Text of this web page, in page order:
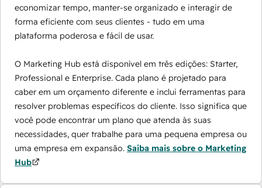
economizar tempo, manter-se organizado e interagir de
forma eficiente com seus clientes - tudo em uma
plataforma poderosa e fácil de usar.
O Marketing Hub está disponível em três edições: Starter,
Professional e Enterprise. Cada plano é projetado para
caber em um orçamento diferente e inclui ferramentas para
resolver problemas específicos do cliente. Isso significa que
você pode encontrar um plano que atenda às suas
necessidades, quer trabalhe para uma pequena empresa ou
uma empresa em expansão. Saiba mais sobre o Marketing
Hub